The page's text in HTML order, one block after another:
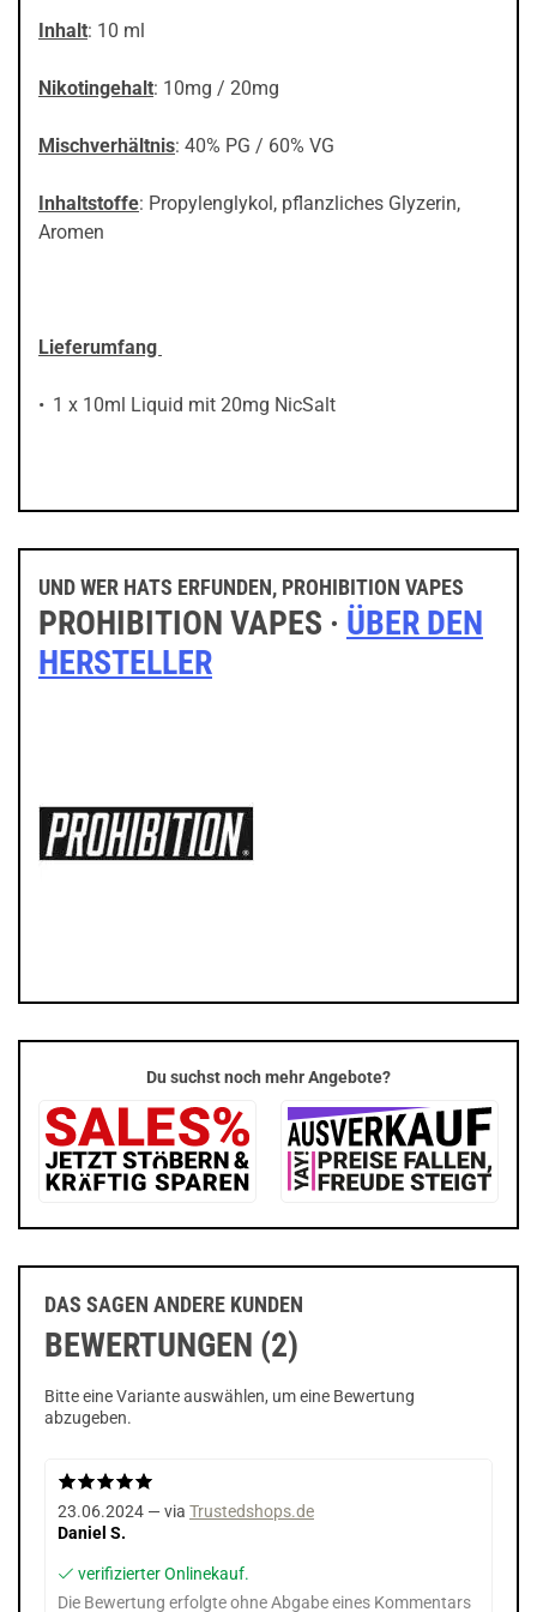
Inhalt: 10 ml
Nikotingehalt: 10mg / 20mg
Mischverhältnis: 40% PG / 60% VG
Inhaltstoffe: Propylenglykol, pflanzliches Glyzerin,
Aromen
Lieferumfang
1 x 10ml Liquid mit 20mg NicSalt
UND WER HATS ERFUNDEN, PROHIBITION VAPES
PROHIBITION VAPES · ÜBER DEN
HERSTELLER
Du suchst noch mehr Angebote?
DAS SAGEN ANDERE KUNDEN
BEWERTUNGEN (2)
Bitte eine Variante auswählen, um eine Bewertung
abzugeben.
23.06.2024 — via Trustedshops.de
Daniel S.
verifizierter Onlinekauf.
Die Bewertung erfolgte ohne Abgabe eines Kommentars